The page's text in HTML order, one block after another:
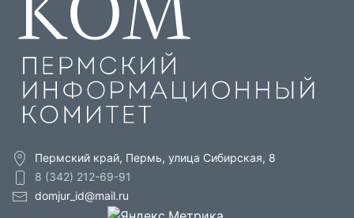
Пермский край, Пермь, улица Сибирская, 8
8 (342) 212-69-91
domjur_id@mail.ru